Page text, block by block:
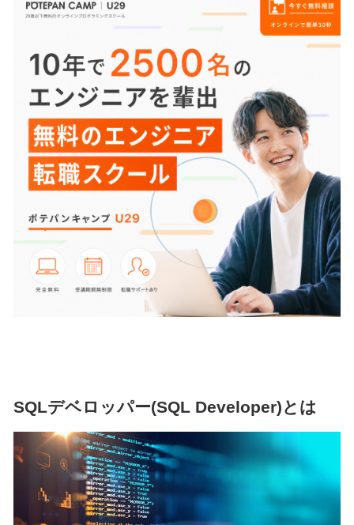
SQLデベロッパー(SQL Developer)とは